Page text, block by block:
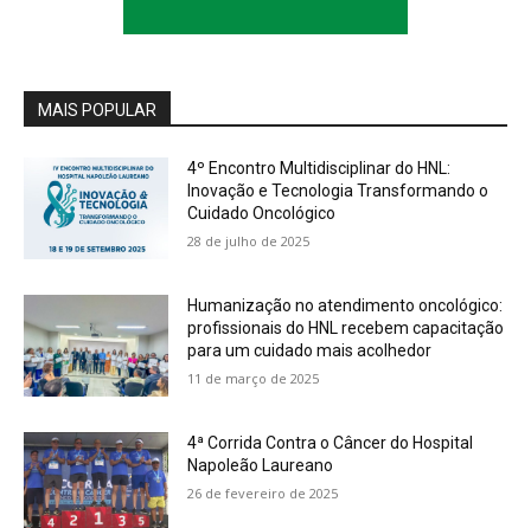
MAIS POPULAR
4º Encontro Multidisciplinar do HNL:
Inovação e Tecnologia Transformando o
Cuidado Oncológico
28 de julho de 2025
Humanização no atendimento oncológico:
profissionais do HNL recebem capacitação
para um cuidado mais acolhedor
11 de março de 2025
4ª Corrida Contra o Câncer do Hospital
Napoleão Laureano
26 de fevereiro de 2025